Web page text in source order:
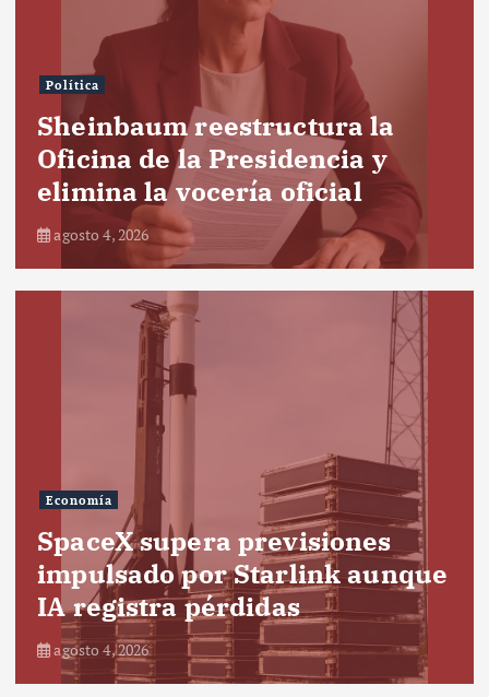
Política
Sheinbaum reestructura la
Oficina de la Presidencia y
elimina la vocería oficial
agosto 4, 2026
Economía
SpaceX supera previsiones
impulsado por Starlink aunque
IA registra pérdidas
agosto 4, 2026